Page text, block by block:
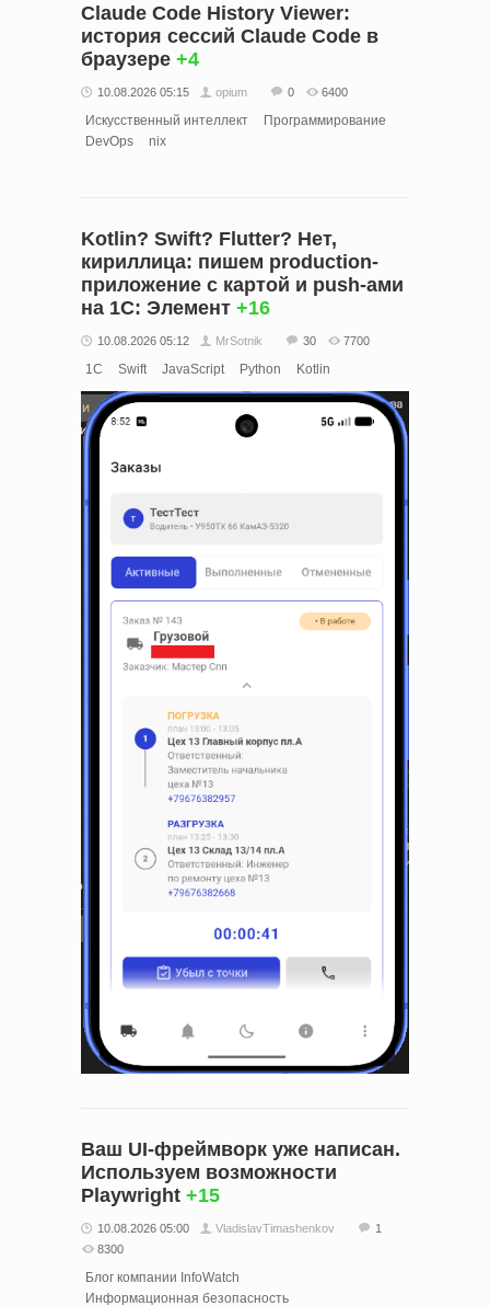
Claude Code History Viewer:
история сессий Claude Code в
браузере +4
10.08.2026 05:15 opium 0 6400
Искусственный интеллект
Программирование
DevOps
nix
Kotlin? Swift? Flutter? Нет,
кириллица: пишем production-
приложение с картой и push-ами
на 1С: Элемент +16
10.08.2026 05:12 MrSotnik 30 7700
1С Swift JavaScript Python Kotlin
Ваш UI-фреймворк уже написан.
Используем возможности
Playwright +15
10.08.2026 05:00 VladislavTimashenkov
1
8300
Блог компании InfoWatch
Информационная безопасность